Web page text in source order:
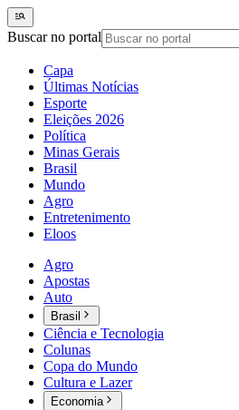
Buscar no portal
Capa
Últimas Notícias
Esporte
Eleições 2026
Política
Minas Gerais
Brasil
Mundo
Agro
Entretenimento
Eloos
Agro
Apostas
Auto
Brasil
Ciência e Tecnologia
Colunas
Copa do Mundo
Cultura e Lazer
Economia